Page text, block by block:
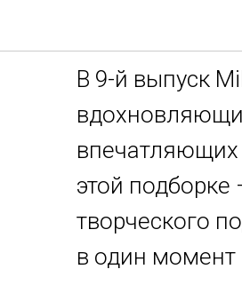
Лучшие
В 9-й выпуск
этой подборке
творческого
в один момент